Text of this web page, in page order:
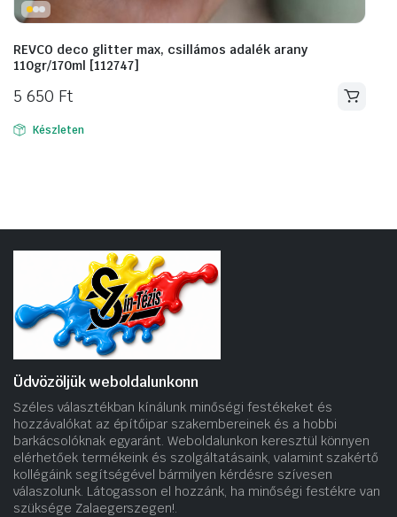
REVCO deco glitter max, csillámos adalék arany
110gr/170ml [112747]
5 650 Ft
Készleten
Üdvözöljük weboldalunkonn
Széles választékban kínálunk minőségi festékeket és
hozzávalókat az építőipar szakembereinek és a hobbi
barkácsolóknak egyaránt. Weboldalunkon keresztül könnyen
elérhetőek termékeink és szolgáltatásaink, valamint szakértő
kollégáink segítségével bármilyen kérdésre szívesen
válaszolunk. Látogasson el hozzánk, ha minőségi festékre van
szüksége Zalaegerszegen!.